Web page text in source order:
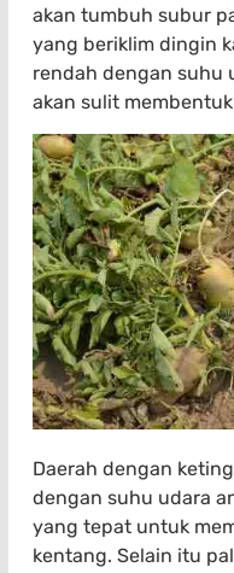
akan tumbuh subur
yang beriklim dingin
rendah dengan suhu
akan sulit
Daerah dengan
dengan suhu udara
yang tepat untuk
kentang. Selain itu